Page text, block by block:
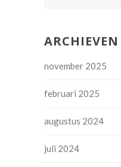
ARCHIEVEN
november 2025
februari 2025
augustus 2024
juli 2024